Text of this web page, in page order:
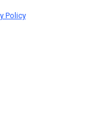
Policy